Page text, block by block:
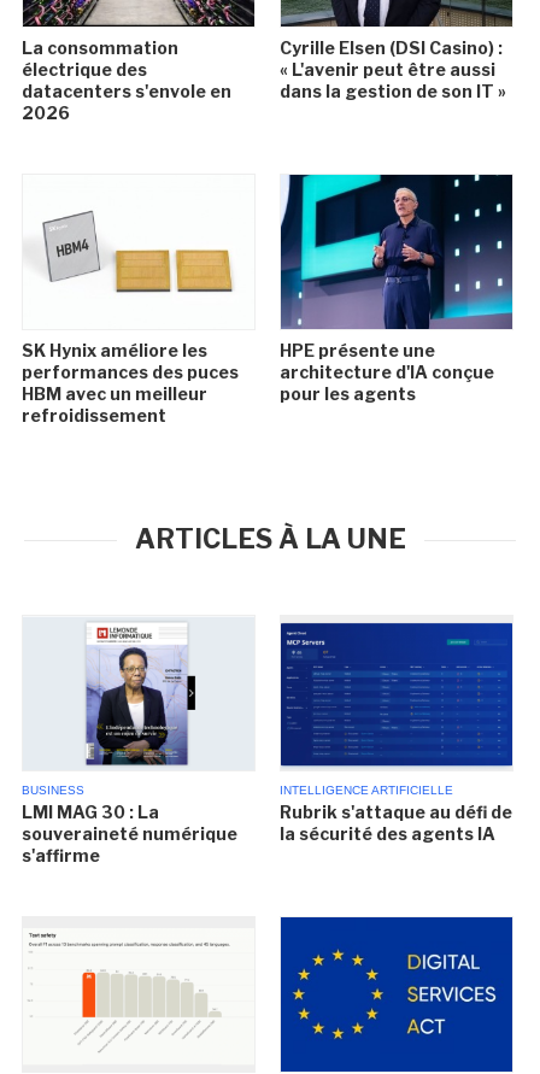
La consommation
électrique des
datacenters s'envole en
2026
Cyrille Elsen (DSI Casino) :
« L'avenir peut être aussi
dans la gestion de son IT »
SK Hynix améliore les
performances des puces
HBM avec un meilleur
refroidissement
HPE présente une
architecture d'IA conçue
pour les agents
ARTICLES À LA UNE
BUSINESS
LMI MAG 30 : La
souveraineté numérique
s'affirme
INTELLIGENCE ARTIFICIELLE
Rubrik s'attaque au défi de
la sécurité des agents IA